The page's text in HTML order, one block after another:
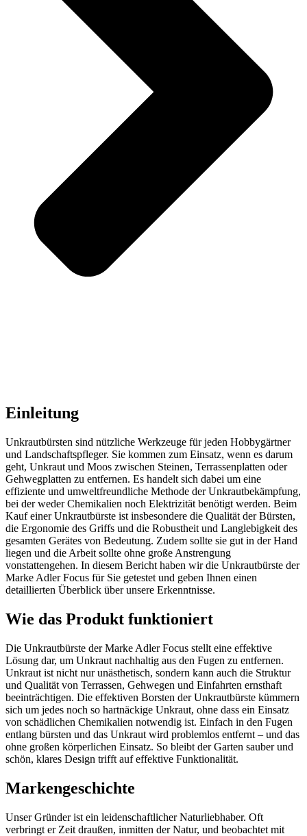
Einleitung
Unkrautbürsten sind nützliche Werkzeuge für jeden Hobbygärtner
und Landschaftspfleger. Sie kommen zum Einsatz, wenn es darum
geht, Unkraut und Moos zwischen Steinen, Terrassenplatten oder
Gehwegplatten zu entfernen. Es handelt sich dabei um eine
effiziente und umweltfreundliche Methode der Unkrautbekämpfung,
bei der weder Chemikalien noch Elektrizität benötigt werden. Beim
Kauf einer Unkrautbürste ist insbesondere die Qualität der Bürsten,
die Ergonomie des Griffs und die Robustheit und Langlebigkeit des
gesamten Gerätes von Bedeutung. Zudem sollte sie gut in der Hand
liegen und die Arbeit sollte ohne große Anstrengung
vonstattengehen. In diesem Bericht haben wir die Unkrautbürste der
Marke Adler Focus für Sie getestet und geben Ihnen einen
detaillierten Überblick über unsere Erkenntnisse.
Wie das Produkt funktioniert
Die Unkrautbürste der Marke Adler Focus stellt eine effektive
Lösung dar, um Unkraut nachhaltig aus den Fugen zu entfernen.
Unkraut ist nicht nur unästhetisch, sondern kann auch die Struktur
und Qualität von Terrassen, Gehwegen und Einfahrten ernsthaft
beeinträchtigen. Die effektiven Borsten der Unkrautbürste kümmern
sich um jedes noch so hartnäckige Unkraut, ohne dass ein Einsatz
von schädlichen Chemikalien notwendig ist. Einfach in den Fugen
entlang bürsten und das Unkraut wird problemlos entfernt – und das
ohne großen körperlichen Einsatz. So bleibt der Garten sauber und
schön, klares Design trifft auf effektive Funktionalität.
Markengeschichte
Unser Gründer ist ein leidenschaftlicher Naturliebhaber. Oft
verbringt er Zeit draußen, inmitten der Natur, und beobachtet mit